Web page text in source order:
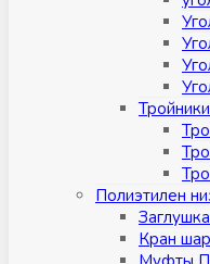
Тройники
Полиэтилен
Кран